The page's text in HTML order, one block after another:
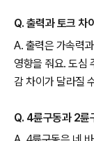
Q. 출력과 토크 차
A. 출력은 가속력
영향을 줘요. 도심
감 차이가 달라질
Q. 4륜구동과 2륜